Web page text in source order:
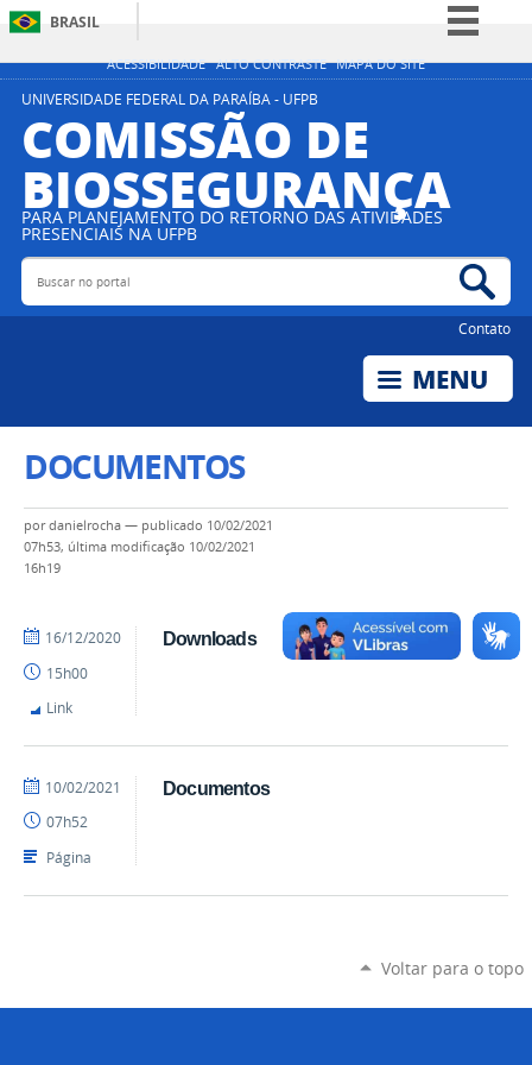
ACESSIBILIDADE ALTO CONTRASTE MAPA DO SITE
BRASIL
Simplifique!
Participe
Acesso à informação
Legislação
UNIVERSIDADE FEDERAL DA PARAÍBA - UFPB
COMISSÃO DE
BIOSSEGURANÇA
PARA PLANEJAMENTO DO RETORNO DAS ATIVIDADES
PRESENCIAIS NA UFPB
Buscar no portal
Contato
DOCUMENTOS
pordanielrocha — publicado 10/02/2021
07h53, última modificação 10/02/2021
16h19
Downloads
por
publicado
16/12/2020
15h00
Link
Documentos
por
publicado
10/02/2021
07h52
Página
Voltar para o topo